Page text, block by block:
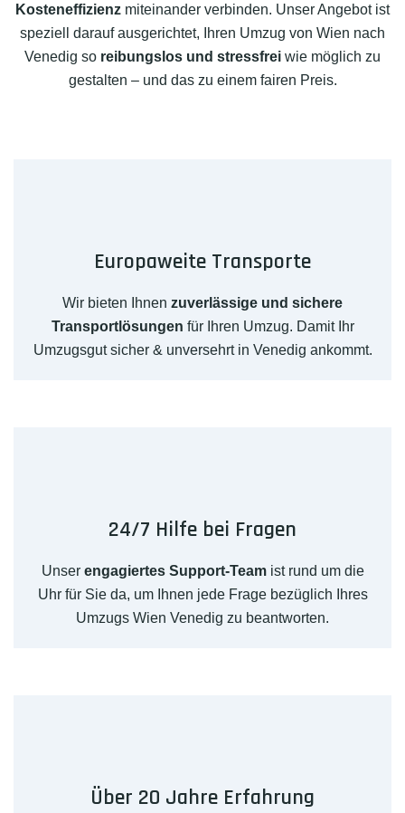
Kosteneffizienz miteinander verbinden. Unser Angebot ist
speziell darauf ausgerichtet, Ihren Umzug von Wien nach
Venedig so reibungslos und stressfrei wie möglich zu
gestalten – und das zu einem fairen Preis.
Europaweite Transporte
Wir bieten Ihnen zuverlässige und sichere
Transportlösungen für Ihren Umzug. Damit Ihr
Umzugsgut sicher & unversehrt in Venedig ankommt.
24/7 Hilfe bei Fragen
Unser engagiertes Support-Teamist rund um die
Uhr für Sie da, um Ihnen jede Frage bezüglich Ihres
Umzugs Wien Venedig zu beantworten.
Über 20 Jahre Erfahrung